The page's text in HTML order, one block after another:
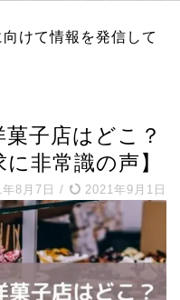
けて情報を発信して
子店はどこ？
非常識の声】
8月7日 / 2021年9月1日